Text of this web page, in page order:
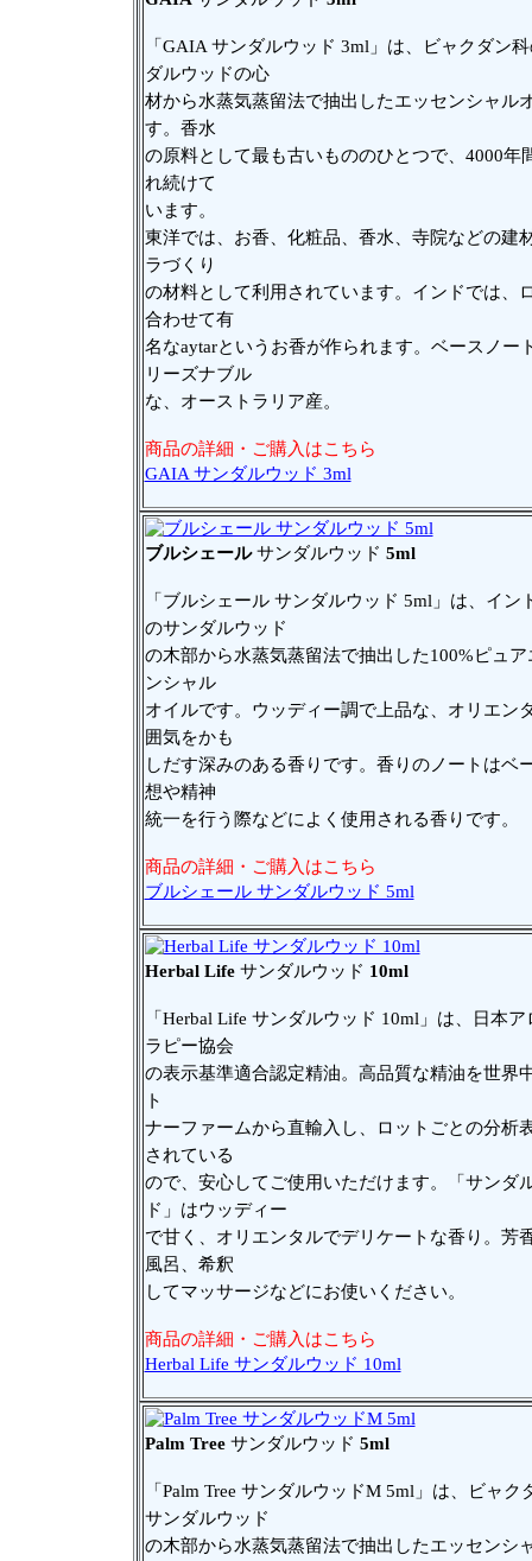
「GAIA サンダルウッド 3ml」は、ビャクダン
ダルウッドの心
材から水蒸気蒸留法で抽出したエッセンシャル
す。香水
の原料として最も古いもののひとつで、4000年
れ続けて
います。
東洋では、お香、化粧品、香水、寺院などの建
ラづくり
の材料として利用されています。インドでは、
合わせて有
名なaytarというお香が作られます。ベースノー
リーズナブル
な、オーストラリア産。
商品の詳細・ご購入はこちら
GAIA サンダルウッド 3ml
ブルシェールサンダルウッド 5ml
「ブルシェール サンダルウッド 5ml」は、イン
のサンダルウッド
の木部から水蒸気蒸留法で抽出した100%ピュア
ンシャル
オイルです。ウッディー調で上品な、オリエン
囲気をかも
しだす深みのある香りです。香りのノートはベ
想や精神
統一を行う際などによく使用される香りです。
商品の詳細・ご購入はこちら
ブルシェール サンダルウッド 5ml
Herbal Life サンダルウッド 10ml
「Herbal Life サンダルウッド 10ml」は、日本ア
ラピー協会
の表示基準適合認定精油。高品質な精油を世界
ト
ナーファームから直輸入し、ロットごとの分析
されている
ので、安心してご使用いただけます。「サンダ
ド」はウッディー
で甘く、オリエンタルでデリケートな香り。芳
風呂、希釈
してマッサージなどにお使いください。
商品の詳細・ご購入はこちら
Herbal Life サンダルウッド 10ml
Palm Tree サンダルウッド 5ml
「Palm Tree サンダルウッドM 5ml」は、ビャク
サンダルウッド
の木部から水蒸気蒸留法で抽出したエッセンシ